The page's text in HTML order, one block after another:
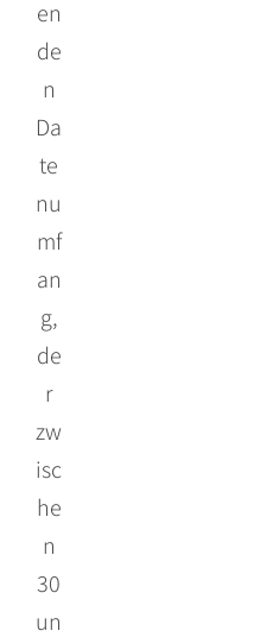
en
de
n
Da
te
nu
mf
an
g,
de
r
zw
isc
he
n
30
un